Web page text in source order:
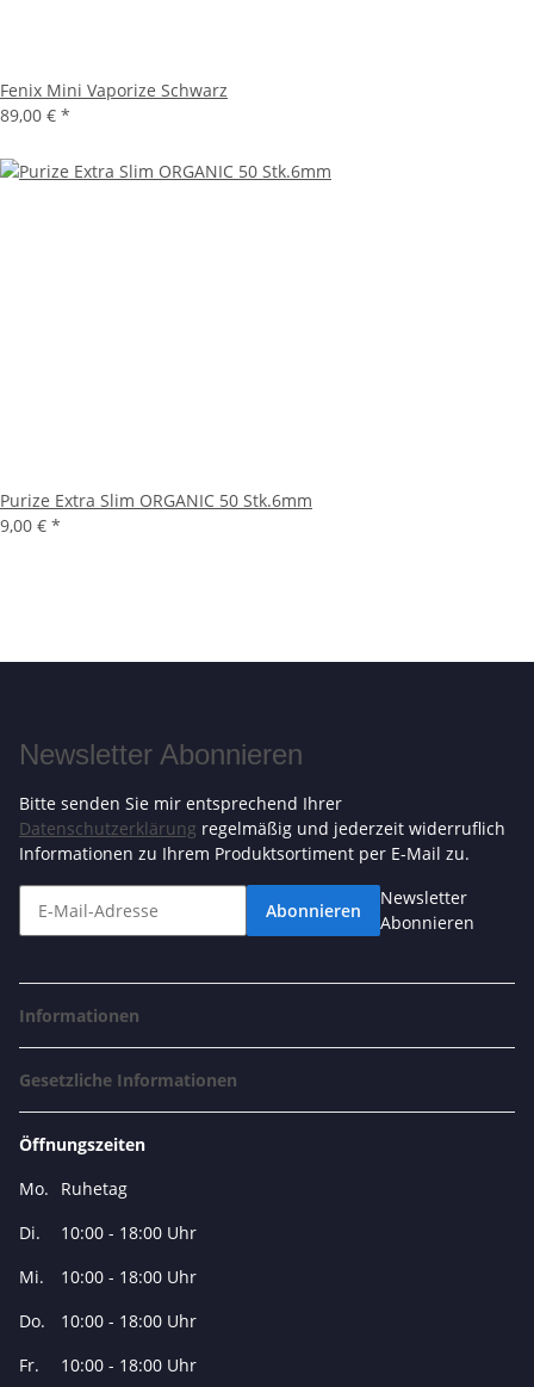
Fenix Mini Vaporize Schwarz
89,00 € *
Purize Extra Slim ORGANIC 50 Stk.6mm
9,00 € *
Newsletter Abonnieren
Bitte senden Sie mir entsprechend Ihrer
Datenschutzerklärung regelmäßig und jederzeit widerruflich
Informationen zu Ihrem Produktsortiment per E-Mail zu.
Abonnieren
Newsletter
Abonnieren
Informationen
Gesetzliche Informationen
Öffnungszeiten
Mo.
Ruhetag
Di.
10:00 - 18:00 Uhr
Mi.
10:00 - 18:00 Uhr
Do.
10:00 - 18:00 Uhr
Fr.
10:00 - 18:00 Uhr